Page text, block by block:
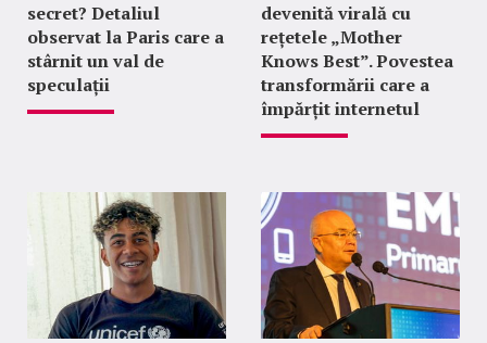
secret? Detaliul
observat la Paris care a
stârnit un val de
speculații
devenită virală cu
rețetele „Mother
Knows Best”. Povestea
transformării care a
împărțit internetul